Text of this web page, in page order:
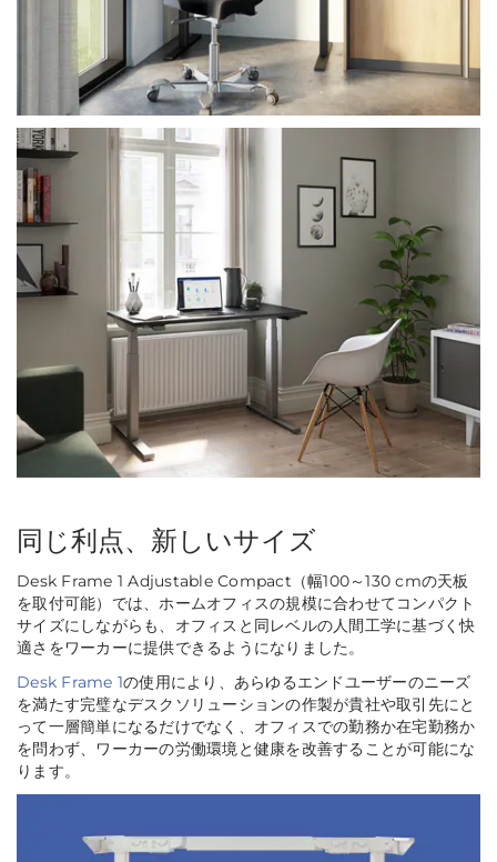
同じ利点、新しいサイズ
Desk Frame 1 Adjustable Compact（幅100～130 cmの天板
を取付可能）では、ホームオフィスの規模に合わせてコンパクト
サイズにしながらも、オフィスと同レベルの人間工学に基づく快
適さをワーカーに提供できるようになりました。
Desk Frame 1の使用により、あらゆるエンドユーザーのニーズ
を満たす完璧なデスクソリューションの作製が貴社や取引先にと
って一層簡単になるだけでなく、オフィスでの勤務か在宅勤務か
を問わず、ワーカーの労働環境と健康を改善することが可能にな
ります。